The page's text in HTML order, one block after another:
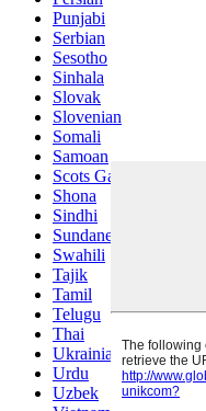
Punjabi
Serbian
Sesotho
Sinhala
Slovak
Slovenian
Somali
Samoan
Scots Gaelic
Shona
Sindhi
Sundanese
Swahili
Tajik
Tamil
Telugu
Thai
Ukrainian
Urdu
Uzbek